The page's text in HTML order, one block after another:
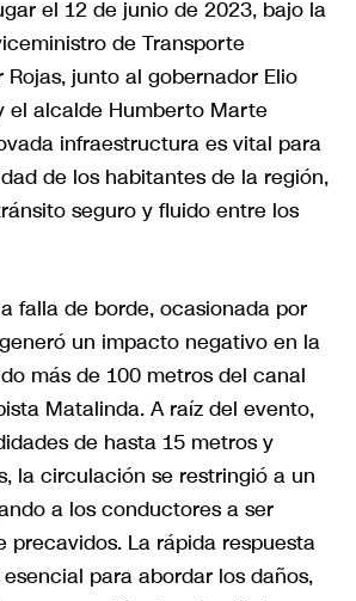
el 12 de junio de 2023, bajo la
de Transporte
Rojas, junto al gobernador Elio
el alcalde Humberto Marte
infraestructura es vital para
de los habitantes de la región,
seguro y fluido entre los
falla de borde, ocasionada por
un impacto negativo en la
más de 100 metros del canal
Matalinda. A raíz del evento,
de hasta 15 metros y
la circulación se restringió a un
a los conductores a ser
precavidos. La rápida respuesta
para abordar los daños,